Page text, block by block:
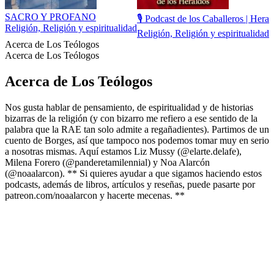
SACRO Y PROFANO
Religión, Religión y espiritualidad
🎙️ Podcast de los Caballeros |
Religión, Religión y espiritualidad
Acerca de Los Teólogos
Acerca de Los Teólogos
Acerca de Los Teólogos
Nos gusta hablar de pensamiento, de espiritualidad y de historias
bizarras de la religión (y con bizarro me refiero a ese sentido de la
palabra que la RAE tan solo admite a regañadientes). Partimos de un
cuento de Borges, así que tampoco nos podemos tomar muy en serio
a nosotras mismas. Aquí estamos Liz Mussy (@elarte.delafe),
Milena Forero (@panderetamilennial) y Noa Alarcón
(@noaalarcon). ** Si quieres ayudar a que sigamos haciendo estos
podcasts, además de libros, artículos y reseñas, puede pasarte por
patreon.com/noaalarcon y hacerte mecenas. **